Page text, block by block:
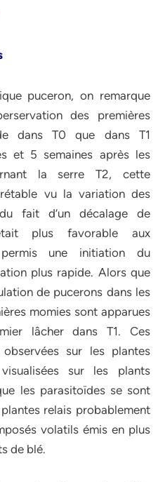
puceron, on remarque
des premières
dans T0 que dans T1
et 5 semaines après les
la serre T2, cette
vu la variation des
fait d’un décalage de
plus favorable aux
une initiation du
plus rapide. Alors que
de pucerons dans les
momies sont apparues
lâcher dans T1. Ces
sur les plantes
sur les plants
les parasitoïdes se sont
relais probablement
volatils émis en plus
de blé.